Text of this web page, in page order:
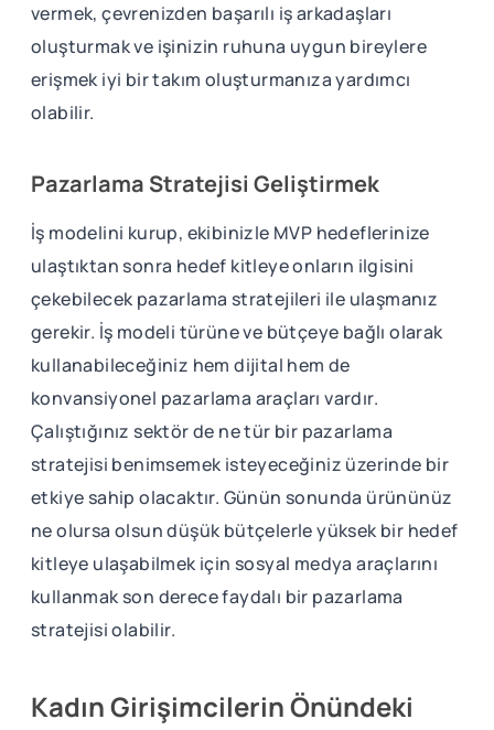
vermek, çevrenizden başarılı iş arkadaşları
oluşturmak ve işinizin ruhuna uygun bireylere
erişmek iyi bir takım oluşturmanıza yardımcı
olabilir.
Pazarlama Stratejisi Geliştirmek
İş modelini kurup, ekibinizle MVP hedeflerinize
ulaştıktan sonra hedef kitleye onların ilgisini
çekebilecek pazarlama stratejileri ile ulaşmanız
gerekir. İş modeli türüne ve bütçeye bağlı olarak
kullanabileceğiniz hem dijital hem de
konvansiyonel pazarlama araçları vardır.
Çalıştığınız sektör de ne tür bir pazarlama
stratejisi benimsemek isteyeceğiniz üzerinde bir
etkiye sahip olacaktır. Günün sonunda ürününüz
ne olursa olsun düşük bütçelerle yüksek bir hedef
kitleye ulaşabilmek için sosyal medya araçlarını
kullanmak son derece faydalı bir pazarlama
stratejisi olabilir.
Kadın Girişimcilerin Önündeki